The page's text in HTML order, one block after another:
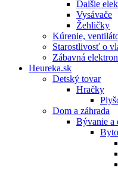
Dalšie
Vysávače
Žehličky
Kúrenie,
Starostlivosť o
Zábavná
Heureka.sk
Detský tovar
Hračky
Dom a záhrada
Bývanie a